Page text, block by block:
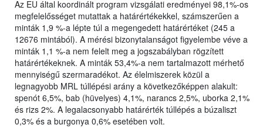
Az EU által koordinált program vizsgálati eredményei 98,1%-os
megfelelősséget mutattak a határértékekkel, számszerűen a
minták 1,9 %-a lépte túl a megengedett határértéket (245 a
12676 mintából). A mérési bizonytalanságot figyelembe véve a
minták 1,1 %-a nem felelt meg a jogszabályban rögzített
határértékeknek. A minták 53,4%-a nem tartalmazott mérhető
mennyiségű szermaradékot. Az élelmiszerek közül a
legnagyobb MRL túllépési arány a következőképpen alakult:
spenót 6,5%, bab (hüvelyes) 4,1%, narancs 2,5%, uborka 2,1%
és rizs 2%. A legalacsonyabb határérték túllépés a búzaliszt
0,3% és a burgonya 0,6% esetében volt.